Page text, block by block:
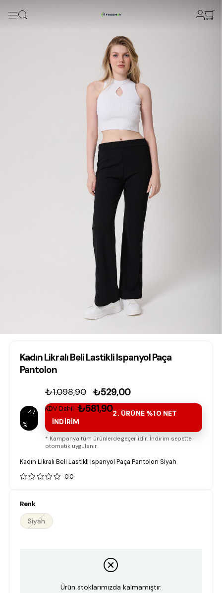
Kadın Likralı Beli Lastikli Ispanyol Paça
Pantolon
47
₺1.098,90 ₺529,00
KDV Dahil ₺581,902. ÜRÜNE %10 NET
İNDİRİM
* Kampanya tüm ürünlerde geçerlidir. İndirim sepette
otomatik uygulanır.
Kadın Likralı Beli Lastikli Ispanyol Paça Pantolon Siyah
0.0
Renk
Siyah
Ürün stoklarımızda kalmamıştır.